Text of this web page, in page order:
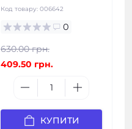
Код товару: 006642
0
630.00 грн.
409.50 грн.
КУПИТИ